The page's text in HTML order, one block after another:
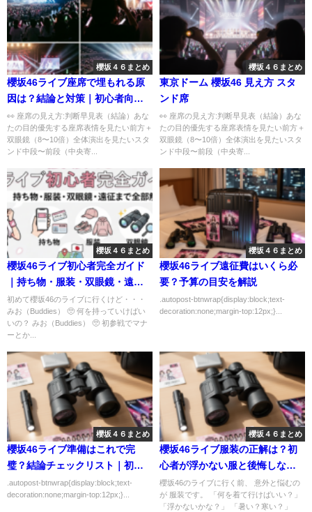
櫻坂４６まとめ
櫻坂46ライブ座席で埋もれる原
因は？結論と対策｜初心者向け
にわかりやすく解説
👀 座席の見え方:判断早見表（結論）あな
たの目的優先する座席表情を見たい前方＋
双眼鏡（8〜10倍）全体演出を見たいスタ
ンド中段〜前段（中央寄...
櫻坂４６まとめ
東京ドーム 櫻坂46 見え方 スタ
ンド席
👀 座席の見え方:判断早見表（結論）あな
たの目的優先する座席表情を見たい前方＋
双眼鏡（8〜10倍）全体演出を見たいスタ
ンド中段〜前段（中央寄...
櫻坂４６まとめ
櫻坂46ライブ初心者完全ガイド
｜持ち物・服装・双眼鏡・遠
征・マナーまで全部
初めて櫻坂46のライブに行くけど・・・
みお（Buddies） 🥺 何を持っていけばい
いの？ みお（Buddies） 🥺 初参戦でマナ
ーとか...
櫻坂４６まとめ
櫻坂46ライブ遠征費はいくら必
要？予算の目安を解説
.autopost-btnwrap{display:block;text-
decoration:none;margin-top:12px;}...
櫻坂４６まとめ
櫻坂46ライブ準備はこれで完
璧？結論チェックリスト｜初心
者向けにわかりやすく解説
.autopost-btnwrap{display:block;text-
decoration:none;margin-top:12px;}...
櫻坂４６まとめ
櫻坂46ライブ服装の正解は？初
心者が浮かない服と後悔しない
準備
櫻坂46のライブに行く前、 意外と悩むの
が 服装です。 「何を着て行けばいい？」
「浮かないかな？」 「暑い？寒い？」